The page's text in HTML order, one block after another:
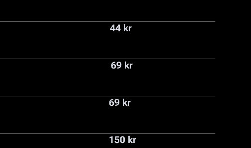
44 kr
69 kr
69 kr
150 kr